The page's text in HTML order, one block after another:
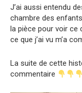
J’ai aussi entendu
chambre des
la pièce pour voir ce
ce que j’ai vu m’a
La suite de cette
commentaire